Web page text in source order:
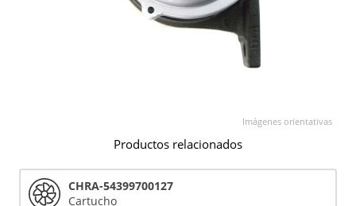
Imágenes orientativas
Productos relacionados
CHRA-54399700127
Cartucho